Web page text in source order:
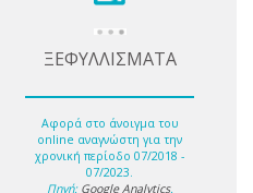
ΞΕΦΥΛΛΙΣΜΑΤΑ
Αφορά στο άνοιγμα του
online αναγνώστη για την
χρονική περίοδο 07/2018 -
07/2023.
Πηγή: Google Analytics.